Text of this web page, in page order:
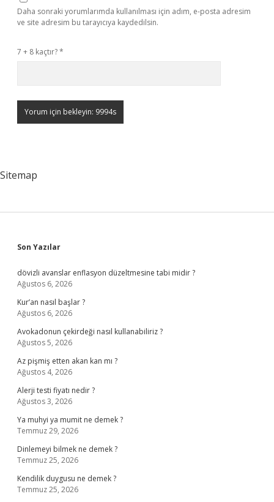
Daha sonraki yorumlarımda kullanılması için adım, e-posta adresim
ve site adresim bu tarayıcıya kaydedilsin.
7 + 8 kaçtır?*
Sitemap
Sidebar
Son Yazılar
dövizli avanslar enflasyon düzeltmesine tabi midir ?
Ağustos 6, 2026
Kur’an nasıl başlar ?
Ağustos 6, 2026
Avokadonun çekirdeği nasıl kullanabiliriz ?
Ağustos 5, 2026
Az pişmiş etten akan kan mı ?
Ağustos 4, 2026
Alerji testi fiyatı nedir ?
Ağustos 3, 2026
Ya muhyi ya mumit ne demek ?
Temmuz 29, 2026
Dinlemeyi bilmek ne demek ?
Temmuz 25, 2026
Kendilik duygusu ne demek ?
Temmuz 25, 2026